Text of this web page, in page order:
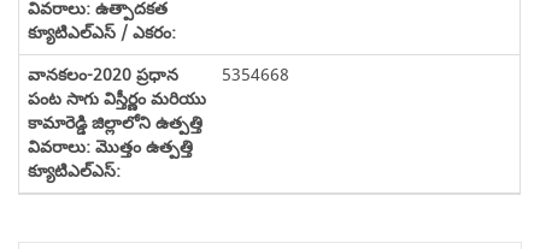
5354668